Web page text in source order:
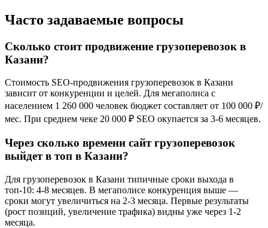
Часто задаваемые вопросы
Сколько стоит продвижение грузоперевозок в
Казани?
Стоимость SEO-продвижения грузоперевозок в Казани
зависит от конкуренции и целей. Для мегаполиса с
населением 1 260 000 человек бюджет составляет от 100 000 ₽/
мес. При среднем чеке 20 000 ₽ SEO окупается за 3-6 месяцев.
Через сколько времени сайт грузоперевозок
выйдет в топ в Казани?
Для грузоперевозок в Казани типичные сроки выхода в
топ-10: 4-8 месяцев. В мегаполисе конкуренция выше —
сроки могут увеличиться на 2-3 месяца. Первые результаты
(рост позиций, увеличение трафика) видны уже через 1-2
месяца.